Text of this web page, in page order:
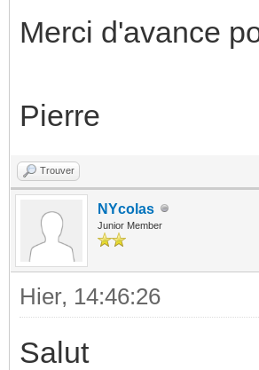
Merci d'avance
Pierre
Trouver
NYcolas
Junior Member
Hier, 14:46:26
Salut